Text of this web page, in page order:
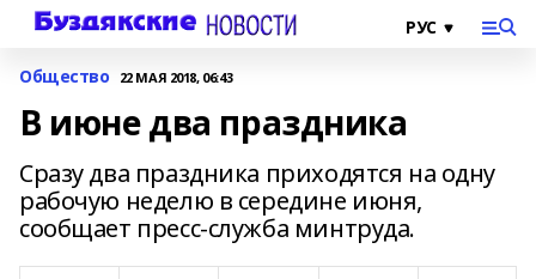
Общество 22 МАЯ 2018, 06:43
В июне два праздника
Сразу два праздника приходятся на одну
рабочую неделю в середине июня,
сообщает пресс-служба минтруда.